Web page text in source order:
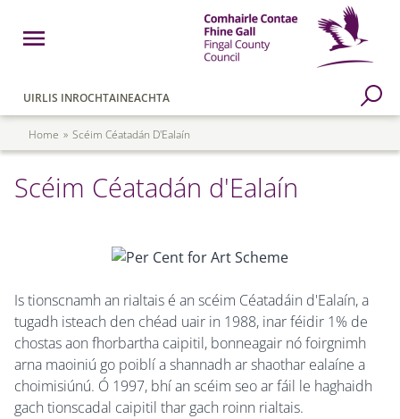
Open Menu
UIRLIS INROCHTAINEACHTA Go to Search Page
Breadcrumb
Home Scéim Céatadán D'Ealaín
Scéim Céatadán d'Ealaín
Is tionscnamh an rialtais é an scéim Céatadáin d'Ealaín, a
tugadh isteach den chéad uair in 1988, inar féidir 1% de
chostas aon fhorbartha caipitil, bonneagair nó foirgnimh
arna maoiniú go poiblí a shannadh ar shaothar ealaíne a
choimisiúnú. Ó 1997, bhí an scéim seo ar fáil le haghaidh
gach tionscadal caipitil thar gach roinn rialtais.